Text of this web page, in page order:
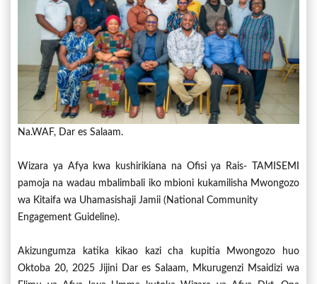
Na.WAF, Dar es Salaam.
Wizara ya Afya kwa kushirikiana na Ofisi ya Rais- TAMISEMI
pamoja na wadau mbalimbali iko mbioni kukamilisha Mwongozo
wa Kitaifa wa Uhamasishaji Jamii (National Community
Engagement Guideline).
Akizungumza katika kikao kazi cha kupitia Mwongozo huo
Oktoba 20, 2025 Jijini Dar es Salaam, Mkurugenzi Msaidizi wa